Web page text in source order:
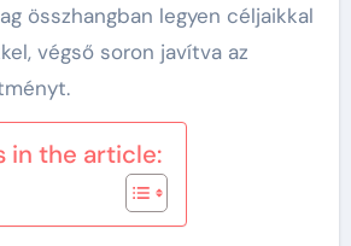
összhangban legyen céljaikkal
végső soron javítva az
in the article: